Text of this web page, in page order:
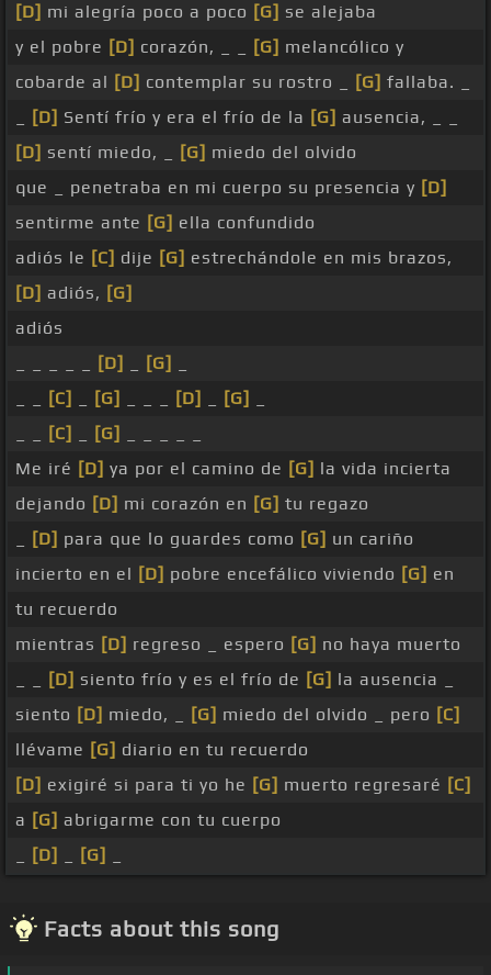
[D] mi alegría poco a poco [G] se alejaba
y el pobre [D] corazón, _ _ [G] melancólico y
cobarde al [D] contemplar su rostro _ [G] fallaba. _
[D] Sentí frío y era el frío de la [G] ausencia, _ _
[D] sentí miedo, _ [G] miedo del olvido
que _ penetraba en mi cuerpo su presencia y [D]
sentirme ante [G] ella confundido
adiós le [C] dije [G] estrechándole en mis brazos,
[D] adiós, [G]
adiós
[D] [G]
[C] [G] [D] [G]
[C] [G]
Me iré [D] ya por el camino de [G] la vida incierta
dejando [D] mi corazón en [G] tu regazo
[D] para que lo guardes como [G] un cariño
incierto en el [D] pobre encefálico viviendo [G] en
tu recuerdo
mientras [D] regreso _ espero [G] no haya muerto
[D] siento frío y es el frío de [G] la ausencia _
siento [D] miedo, _ [G] miedo del olvido _ pero [C]
llévame [G] diario en tu recuerdo
[D] exigiré si para ti yo he [G] muerto regresaré [C]
a [G] abrigarme con tu cuerpo
[D] [G]
Facts about this song